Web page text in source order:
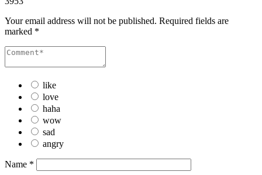
Your email address will not be published. Required fields are
marked *
like
love
haha
wow
sad
angry
Name *